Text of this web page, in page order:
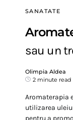
SANATATE
sau un
Olimpia Aldea
2 minute read
Aromaterapia
utilizarea
pentru a